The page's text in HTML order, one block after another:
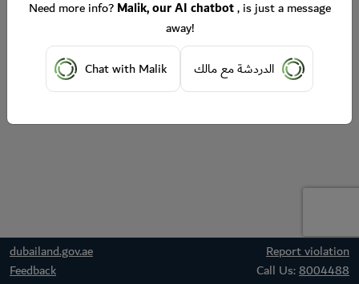
dubailand.gov.ae
Report violation
Feedback
Call Us:8004488
Need more info?Malik, our AI chatbot, is just a message
away!
Chat with Malik
الدردشة مع مالك